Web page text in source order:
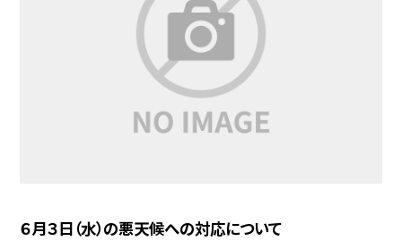
６月３日（水）の悪天候への対応について